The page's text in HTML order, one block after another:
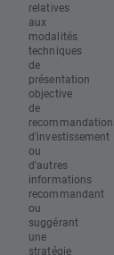
relatives
aux
modalités
techniques
de
présentation
objective
de
d'investissement
ou
d'autres
informations
recommandant
ou
suggérant
une
stratégie